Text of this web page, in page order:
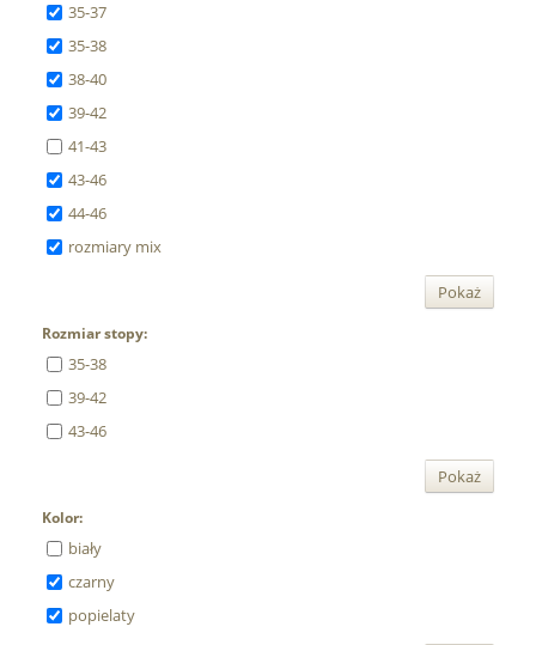
35-37
35-38
38-40
39-42
41-43
43-46
44-46
rozmiary mix
Pokaż
Rozmiar stopy:
35-38
39-42
43-46
Pokaż
Kolor:
biały
czarny
popielaty